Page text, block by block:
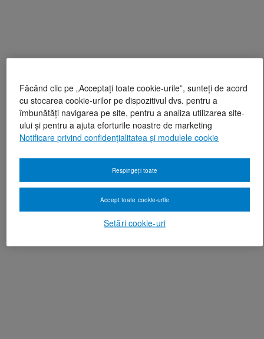
Făcând clic pe „Acceptați toate cookie-urile”, sunteți de acord
cu stocarea cookie-urilor pe dispozitivul dvs. pentru a
îmbunătăți navigarea pe site, pentru a analiza utilizarea site-
ului și pentru a ajuta eforturile noastre de marketing
Notificare privind confidențialitatea și modulele cookie
Setări cookie-uri
Respingeți toate
Accept toate cookie-urile